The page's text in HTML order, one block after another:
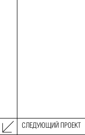
СЛЕДУЮЩИЙ ПРОЕКТ